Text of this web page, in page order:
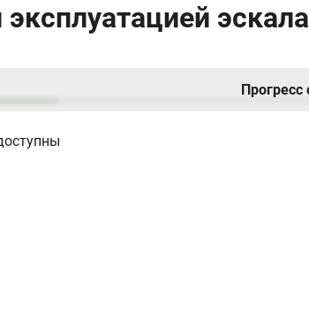
эксплуатацией
Прогресс